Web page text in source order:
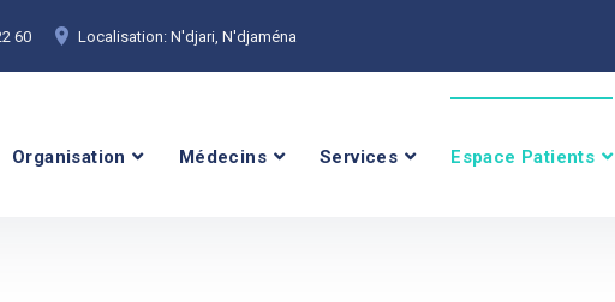
60 Localisation: N'djari, N'djaména
Organisation Médecins Services Espace Patients